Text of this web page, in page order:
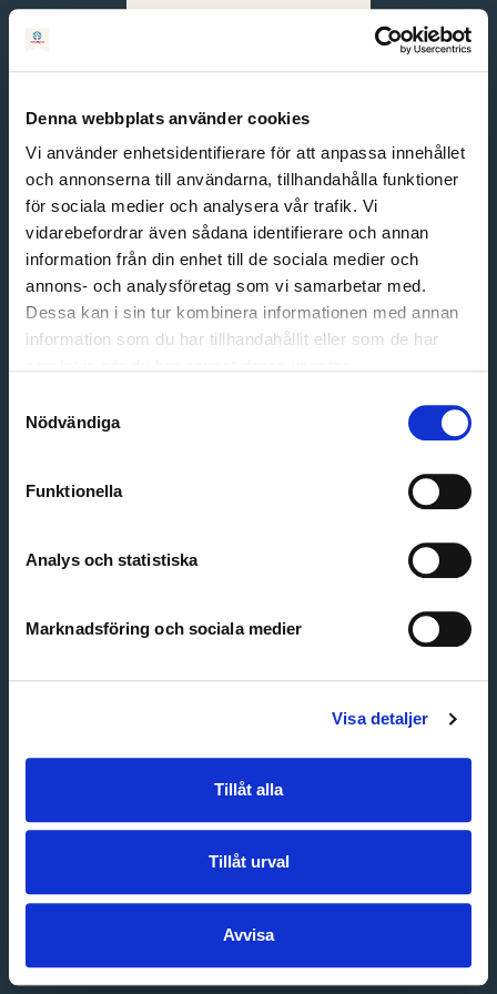
Denna webbplats använder cookies
Vi använder enhetsidentifierare för att anpassa innehållet
och annonserna till användarna, tillhandahålla funktioner
för sociala medier och analysera vår trafik. Vi
vidarebefordrar även sådana identifierare och annan
information från din enhet till de sociala medier och
annons- och analysföretag som vi samarbetar med.
Dessa kan i sin tur kombinera informationen med annan
information som du har tillhandahållit eller som de har
Nödvändiga
Funktionella
Analys och statistiska
Marknadsföring och sociala medier
Visa detaljer
Tillåt alla
Tillåt urval
Avvisa
English
Svenska
Email address
Customer service